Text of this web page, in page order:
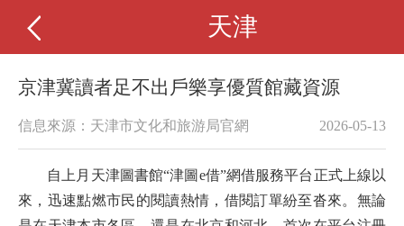
天津
京津冀讀者足不出戶樂享優質館藏資源
信息來源：天津市文化和旅游局官網 2026-05-13
自上月天津圖書館“津圖e借”網借服務平台正式上線以
來，迅速點燃市民的閱讀熱情，借閱訂單紛至沓來。無論